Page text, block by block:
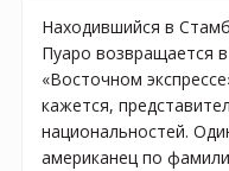
Находившийся в
Пуаро возвращается
«Восточном
кажется,
национальностей.
американец по